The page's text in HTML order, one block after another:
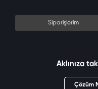
Siparişlerim
Aklınıza
Çözüm